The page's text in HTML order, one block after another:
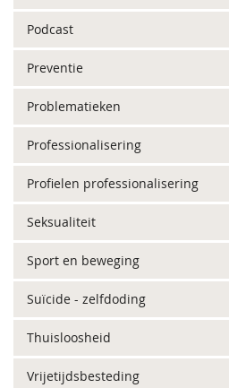
Podcast
Preventie
Problematieken
Professionalisering
Profielen professionalisering
Seksualiteit
Sport en beweging
Suïcide - zelfdoding
Thuisloosheid
Vrijetijdsbesteding